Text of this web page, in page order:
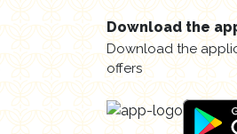
Download the
Download the
offers